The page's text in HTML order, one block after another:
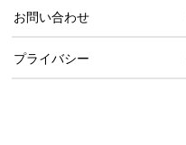
お問い合わせ
プライバシー